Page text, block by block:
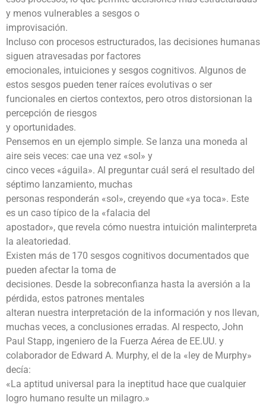
y menos vulnerables a sesgos o
improvisación.
Incluso con procesos estructurados, las decisiones humanas
siguen atravesadas por factores
emocionales, intuiciones y sesgos cognitivos. Algunos de
estos sesgos pueden tener raíces evolutivas o ser
funcionales en ciertos contextos, pero otros distorsionan la
percepción de riesgos
y oportunidades.
Pensemos en un ejemplo simple. Se lanza una moneda al
aire seis veces: cae una vez «sol» y
cinco veces «águila». Al preguntar cuál será el resultado del
séptimo lanzamiento, muchas
personas responderán «sol», creyendo que «ya toca». Este
es un caso típico de la «falacia del
apostador», que revela cómo nuestra intuición malinterpreta
la aleatoriedad.
Existen más de 170 sesgos cognitivos documentados que
pueden afectar la toma de
decisiones. Desde la sobreconfianza hasta la aversión a la
pérdida, estos patrones mentales
alteran nuestra interpretación de la información y nos llevan,
muchas veces, a conclusiones erradas. Al respecto, John
Paul Stapp, ingeniero de la Fuerza Aérea de EE.UU. y
colaborador de Edward A. Murphy, el de la «ley de Murphy»
decía:
«La aptitud universal para la ineptitud hace que cualquier
logro humano resulte un milagro.»